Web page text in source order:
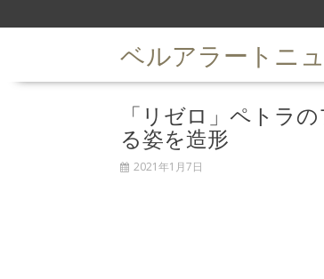
k
ベルアラートニ
「リゼロ」ペトラ
る姿を造形
2021年1月7日